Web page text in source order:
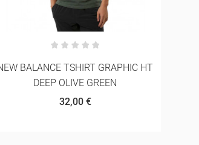
SALOMON ADV SKIN 12 GRADIENT
WITH FLASKS INCLUDED
160,00 € 144,00 €